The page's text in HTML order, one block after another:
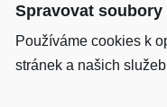
OCHRANA OSOBNÍCH ÚDAJŮ
DISKUS, spol. s r.o.
Spravovat soubory
Používáme cookies k
stránek a našich